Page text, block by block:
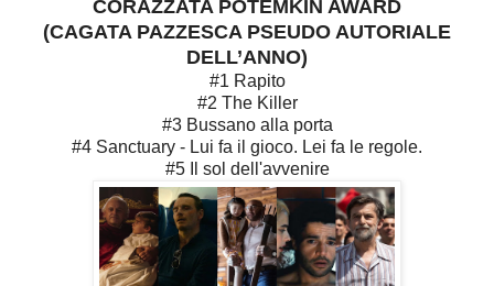
CORAZZATA POTËMKIN AWARD
(CAGATA PAZZESCA PSEUDO AUTORIALE
DELL’ANNO)
#1 Rapito
#2 The Killer
#3 Bussano alla porta
#4 Sanctuary - Lui fa il gioco. Lei fa le regole.
#5 Il sol dell'avvenire